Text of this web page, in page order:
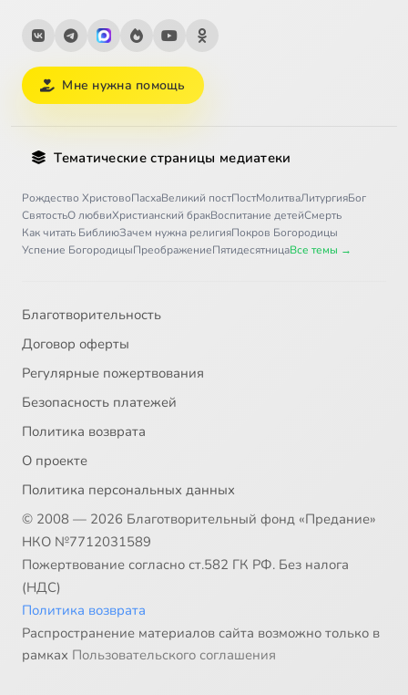
Мне нужна помощь
Тематические страницы медиатеки
Рождество ХристовоПасхаВеликий постПостМолитваЛитургияБог
СвятостьО любвиХристианский бракВоспитание детейСмерть
Как читать БиблиюЗачем нужна религияПокров Богородицы
Успение БогородицыПреображениеПятидесятницаВсе темы →
Благотворительность
Договор оферты
Регулярные пожертвования
Безопасность платежей
Политика возврата
О проекте
Политика персональных данных
© 2008 — 2026 Благотворительный фонд «Предание»
НКО №7712031589
Пожертвование согласно ст.582 ГК РФ. Без налога
(НДС)
Политика возврата
Распространение материалов сайта возможно только в
рамках Пользовательского соглашения